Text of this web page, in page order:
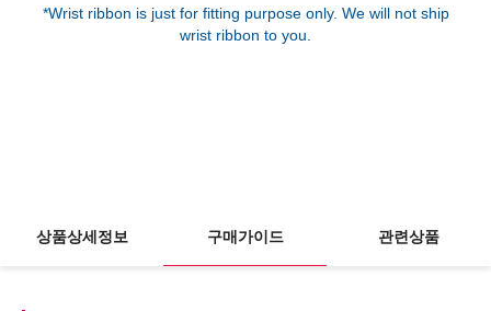
*Wrist ribbon is just for fitting purpose only. We will not ship
상품상세정보 구매가이드 관련상품